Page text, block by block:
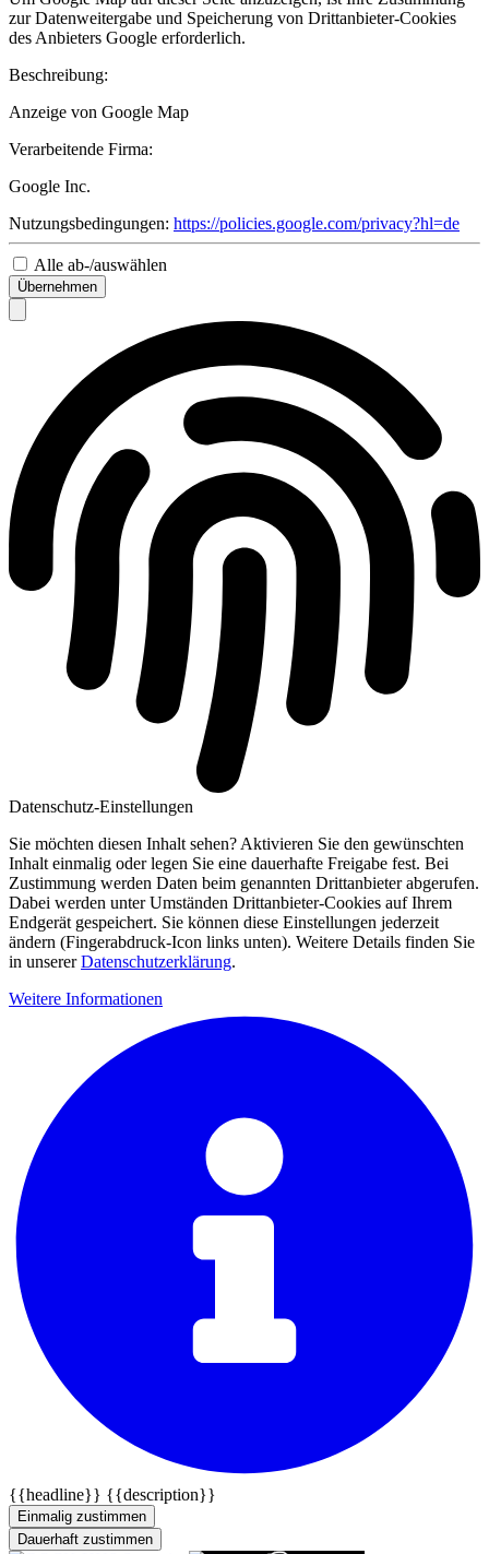
zur Datenweitergabe und Speicherung von Drittanbieter-Cookies
des Anbieters Google erforderlich.
Beschreibung:
Anzeige von Google Map
Verarbeitende Firma:
Google Inc.
Nutzungsbedingungen: https://policies.google.com/privacy?hl=de
Alle ab-/auswählen
Übernehmen
Datenschutz-Einstellungen
Sie möchten diesen Inhalt sehen? Aktivieren Sie den gewünschten
Inhalt einmalig oder legen Sie eine dauerhafte Freigabe fest. Bei
Zustimmung werden Daten beim genannten Drittanbieter abgerufen.
Dabei werden unter Umständen Drittanbieter-Cookies auf Ihrem
Endgerät gespeichert. Sie können diese Einstellungen jederzeit
ändern (Fingerabdruck-Icon links unten). Weitere Details finden Sie
in unsererDatenschutzerklärung.
Weitere Informationen
{{headline}} {{description}}
Einmalig zustimmen
Dauerhaft zustimmen